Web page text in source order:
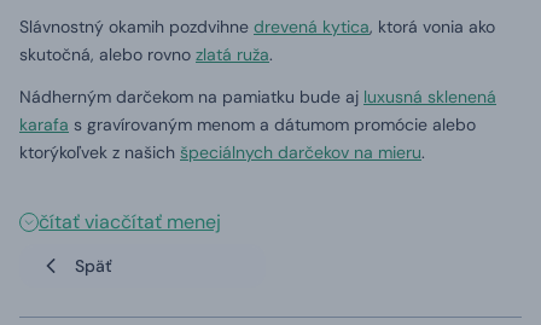
Slávnostný okamih pozdvihne drevená kytica, ktorá vonia ako
skutočná, alebo rovno zlatá ruža.
Nádherným darčekom na pamiatku bude aj luxusná sklenená
karafa s gravírovaným menom a dátumom promócie alebo
ktorýkoľvek z našich špeciálnych darčekov na mieru.
čítať viacčítať menej
Späť